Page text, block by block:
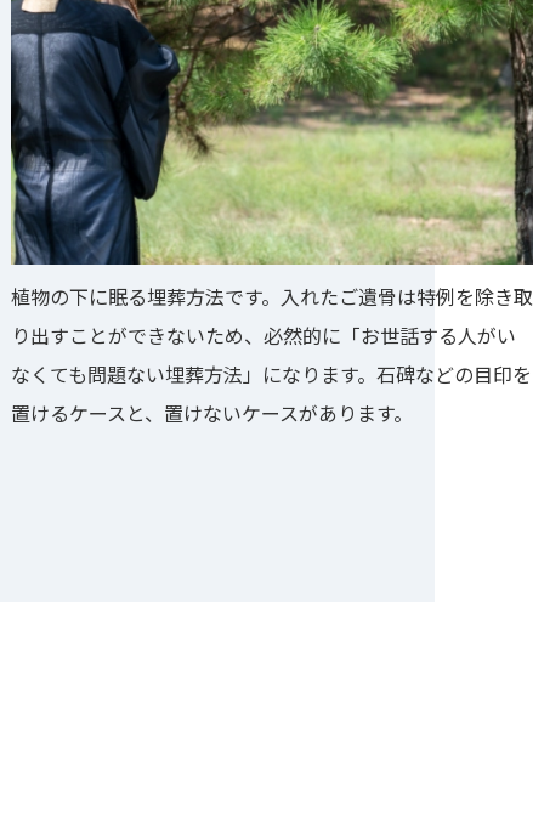
植物の下に眠る埋葬方法です。入れたご遺骨は特例を除き取
り出すことができないため、必然的に「お世話する人がい
なくても問題ない埋葬方法」になります。石碑などの目印を
置けるケースと、置けないケースがあります。